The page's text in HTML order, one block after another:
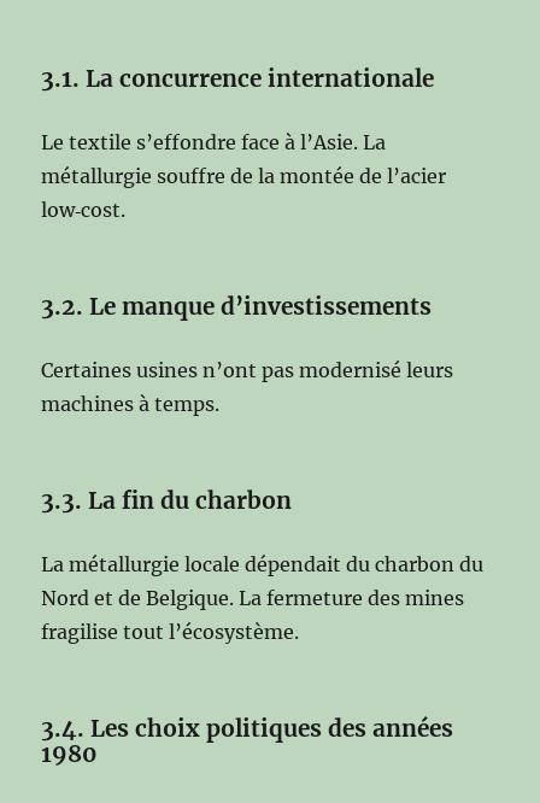
3.1. La concurrence internationale
Le textile s’effondre face à l’Asie. La
métallurgie souffre de la montée de l’acier
low‑cost.
3.2. Le manque d’investissements
Certaines usines n’ont pas modernisé leurs
machines à temps.
3.3. La fin du charbon
La métallurgie locale dépendait du charbon du
Nord et de Belgique. La fermeture des mines
fragilise tout l’écosystème.
3.4. Les choix politiques des années
1980